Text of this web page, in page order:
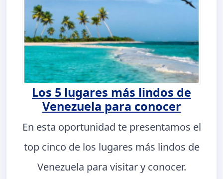
Los 5 lugares más lindos de
Venezuela para conocer
En esta oportunidad te presentamos el
top cinco de los lugares más lindos de
Venezuela para visitar y conocer.